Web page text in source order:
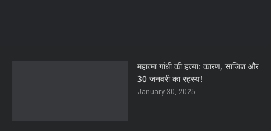
महात्मा गांधी की हत्या: कारण, साजिश और
30 जनवरी का रहस्य!
January 30, 2025